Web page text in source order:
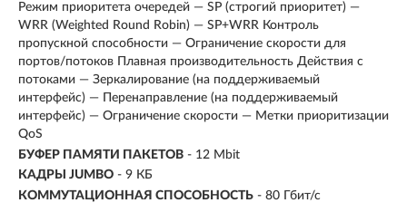
Режим приоритета очередей — SP (строгий приоритет) —
WRR (Weighted Round Robin) — SP+WRR Контроль
пропускной способности — Ограничение скорости для
портов/потоков Плавная производительность Действия с
потоками — Зеркалирование (на поддерживаемый
интерфейс) — Перенаправление (на поддерживаемый
интерфейс) — Ограничение скорости — Метки приоритизации
QoS
БУФЕР ПАМЯТИ ПАКЕТОВ - 12 Mbit
КАДРЫ JUMBO - 9 КБ
КОММУТАЦИОННАЯ СПОСОБНОСТЬ - 80 Гбит/с